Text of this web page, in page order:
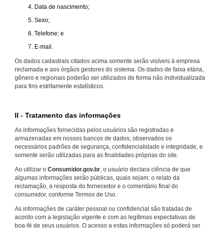
Data de nascimento;
Sexo;
Telefone; e
E-mail.
Os dados cadastrais citados acima somente serão visíveis à empresa
reclamada e aos órgãos gestores do sistema. Os dados de faixa etária,
gênero e regionais poderão ser utilizados de forma não individualizada
para fins estritamente estatísticos.
II - Tratamento das informações
As informações fornecidas pelos usuários são registradas e
armazenadas em nossos bancos de dados, observados os
necessários padrões de segurança, confidencialidade e integridade, e
somente serão utilizadas para as finalidades próprias do site.
Ao utilizar o Consumidor.gov.br, o usuário declara ciência de que
algumas informações serão públicas, quais sejam: o relato da
reclamação, a resposta do fornecedor e o comentário final do
consumidor, conforme Termos de Uso.
As informações de caráter pessoal ou confidencial são tratadas de
acordo com a legislação vigente e com as legítimas expectativas de
boa-fé de seus usuários. O acesso a estas informações só poderá ser